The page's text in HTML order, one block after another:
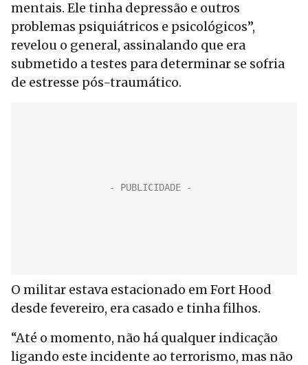
mentais. Ele tinha depressão e outros
problemas psiquiátricos e psicológicos”,
revelou o general, assinalando que era
submetido a testes para determinar se sofria
de estresse pós-traumático.
O militar estava estacionado em Fort Hood
desde fevereiro, era casado e tinha filhos.
“Até o momento, não há qualquer indicação
ligando este incidente ao terrorismo, mas não